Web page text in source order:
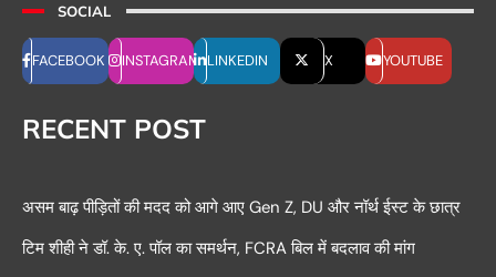
SOCIAL
FACEBOOK INSTAGRAM LINKEDIN X YOUTUBE
RECENT POST
असम बाढ़ पीड़ितों की मदद को आगे आए Gen Z, DU और नॉर्थ ईस्ट के छात्र
टिम शीही ने डॉ. के. ए. पॉल का समर्थन, FCRA बिल में बदलाव की मांग